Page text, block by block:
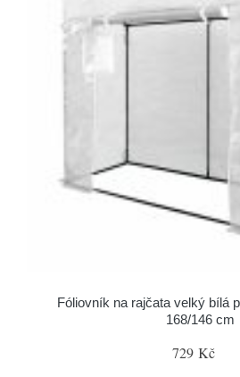
Fóliovník na rajčata velký bílá
168/146 cm
729 Kč